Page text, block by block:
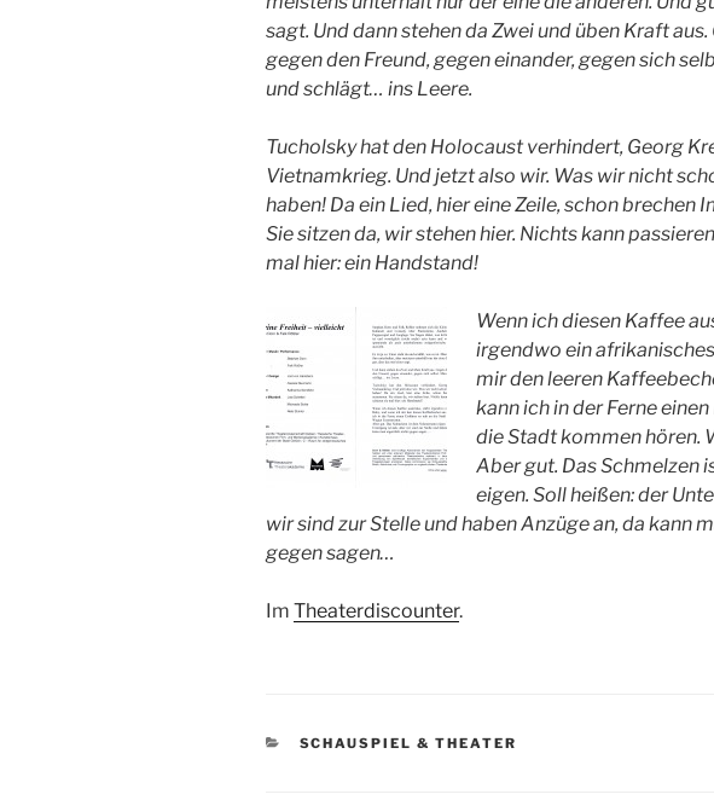
sagt. Und dann stehen da Zwei und üben Kraft aus.
gegen den Freund, gegen einander, gegen sich
und schlägt… ins Leere.
Tucholsky hat den Holocaust verhindert, Georg
Vietnamkrieg. Und jetzt also wir. Was wir nicht
haben! Da ein Lied, hier eine Zeile, schon brechen
Sie sitzen da, wir stehen hier. Nichts kann
mal hier: ein Handstand!
Wenn ich diesen Kaffee
irgendwo ein
mir den leeren
kann ich in der Ferne
die Stadt kommen hören.
Aber gut. Das Schmelzen
eigen. Soll heißen: der
wir sind zur Stelle und haben Anzüge an, da kann
gegen sagen…
Im Theaterdiscounter.
KATEGORIEN
SCHAUSPIEL & THEATER